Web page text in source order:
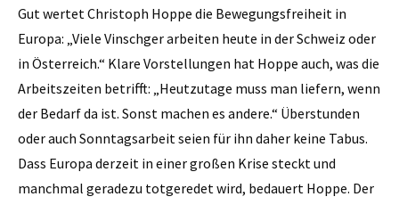
Gut wertet Christoph Hoppe die Bewegungsfreiheit in
Europa: „Viele Vinschger arbeiten heute in der Schweiz oder
in Österreich.“ Klare Vorstellungen hat Hoppe auch, was die
Arbeitszeiten betrifft: „Heutzutage muss man liefern, wenn
der Bedarf da ist. Sonst machen es andere.“ Überstunden
oder auch Sonntagsarbeit seien für ihn daher keine Tabus.
Dass Europa derzeit in einer großen Krise steckt und
manchmal geradezu totgeredet wird, bedauert Hoppe. Der